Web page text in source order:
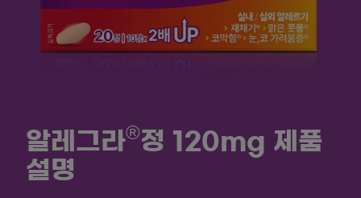
브랜드 가치
알레그라®정 120mg 제품
설명